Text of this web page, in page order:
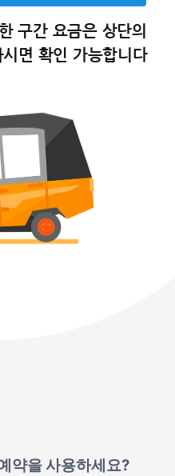
구간 요금은 상단의
면 확인 가능합니다
약을 사용하세요?